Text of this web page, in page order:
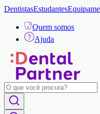
DentistasEstudantes
Quem somos
Ajuda